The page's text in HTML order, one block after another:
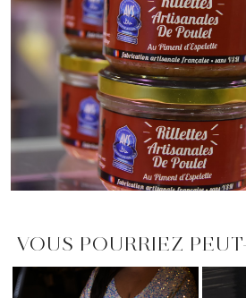
VOUS POURRIEZ